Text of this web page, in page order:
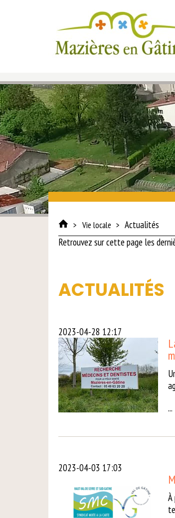
Vie locale
Actualités
Retrouvez sur cette page les
ACTUALITÉS
2023-04-28 12:17
...
2023-04-03 17:03